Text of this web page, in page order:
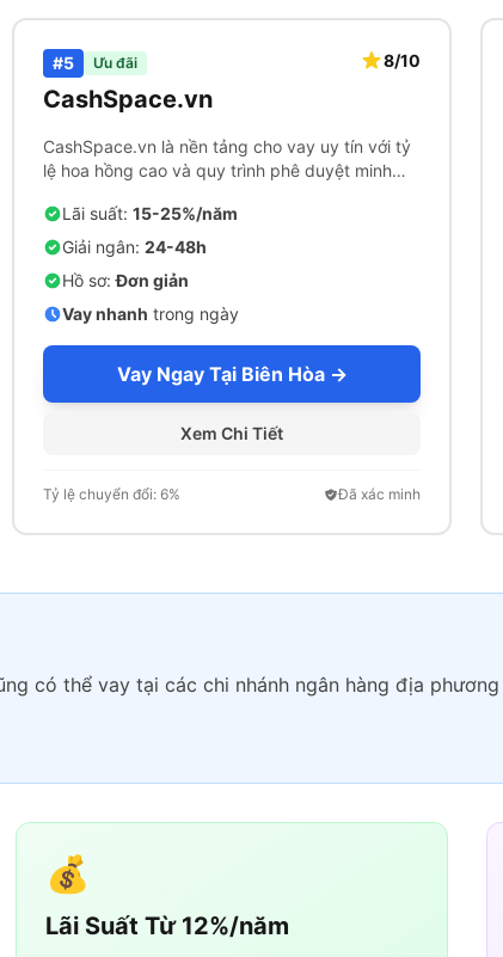
#5 Ưu đãi
CashSpace.vn
8/10
CashSpace.vn là nền tảng cho vay uy tín với tỷ
lệ hoa hồng cao và quy trình phê duyệt minh
Lãi suất: 15-25%/năm
Giải ngân: 24-48h
Hồ sơ:Đơn giản
Vay nhanh trong ngày
Vay Ngay Tại Biên Hòa →
Xem Chi Tiết
Tỷ lệ chuyển đổi: 6% Đã xác minh
có thể vay tại các chi nhánh ngân hàng địa phương
💰
Lãi Suất Từ 12%/năm